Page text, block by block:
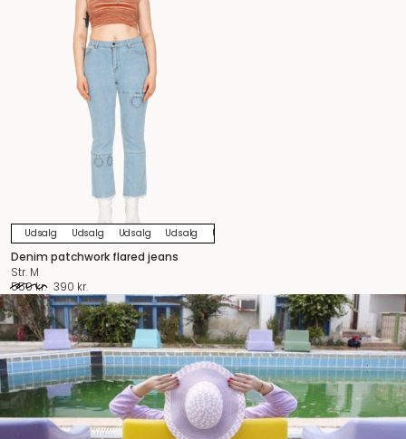
Udsalg Udsalg Udsalg Udsalg Udsalg
Denim patchwork flared jeans
Str. M
550kr. Original
price
was:
550 kr..
390 kr.
price
is:
390 kr..